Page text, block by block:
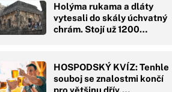
Holýma rukama a dláty
vytesali do skály úchvatný
chrám. Stojí už 1200…
HOSPODSKÝ KVÍZ: Tenhle
souboj se znalostmi končí
pro většinu dřív,…